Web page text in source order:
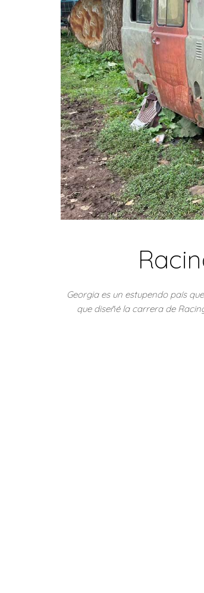
Georgia es un estupendo país
que diseñé la carrera de